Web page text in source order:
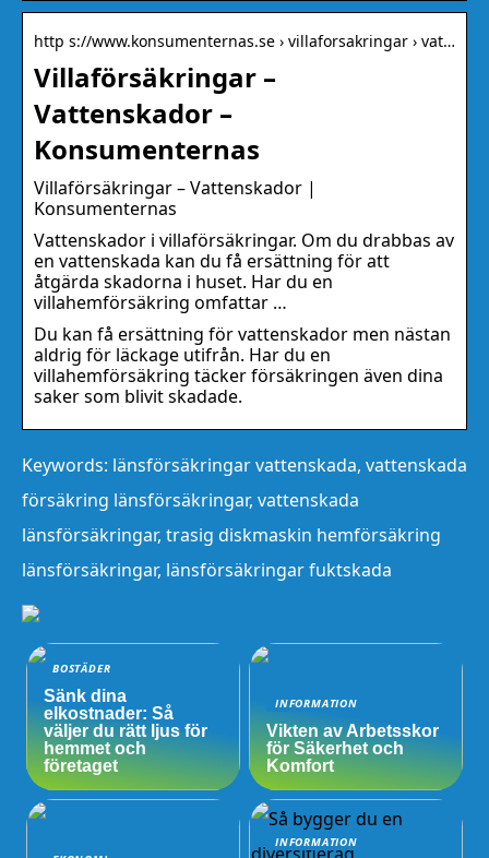
http s://www.konsumenternas.se › villaforsakringar › vat…
Villaförsäkringar –
Vattenskador –
Konsumenternas
Villaförsäkringar – Vattenskador |
Konsumenternas
Vattenskador i villaförsäkringar. Om du drabbas av
en vattenskada kan du få ersättning för att
åtgärda skadorna i huset. Har du en
villahemförsäkring omfattar …
Du kan få ersättning för vattenskador men nästan
aldrig för läckage utifrån. Har du en
villahemförsäkring täcker försäkringen även dina
saker som blivit skadade.
Keywords: länsförsäkringar vattenskada, vattenskada
försäkring länsförsäkringar, vattenskada
länsförsäkringar, trasig diskmaskin hemförsäkring
länsförsäkringar, länsförsäkringar fuktskada
BOSTÄDER
Sänk dina
elkostnader: Så
väljer du rätt ljus för
hemmet och
företaget
INFORMATION
Vikten av Arbetsskor
för Säkerhet och
Komfort
INFORMATION